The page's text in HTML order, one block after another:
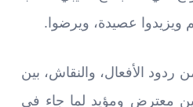
ويزيدوا عصيدة، ويرضوا.
ردود الأفعال، والنقاش، بين
معترض ومؤيد لما جاء في